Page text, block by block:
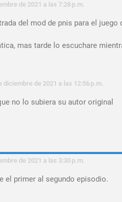
de 2021 a las 7:28 p.m.
del mod de pnis para el juego
mas tarde lo escuchare
diciembre de 2021 a las 12:56 p.m.
no lo subiera su autor original
de 2021 a las 3:30 p.m.
el primer al segundo episodio.